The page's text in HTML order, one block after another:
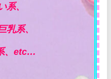
系、
乳系、
、etc…